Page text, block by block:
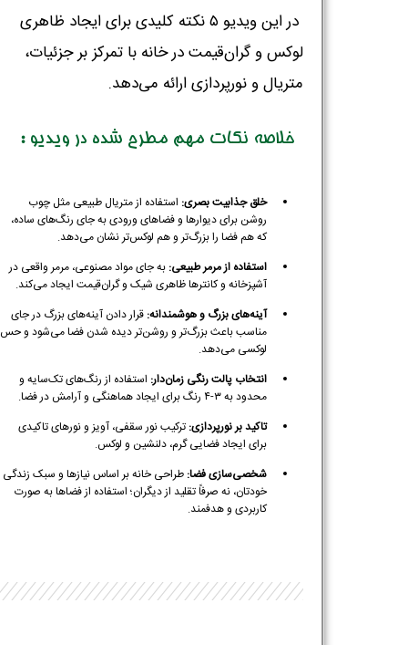
در این ویدیو ۵ نکته کلیدی برای ایجاد ظاهری
لوکس و گران‌قیمت در خانه با تمرکز بر جزئیات،
متریال و نورپردازی ارائه می‌دهد.
خلاصه نکات مهم مطرح شده در ویدیو :
خلق جذابیت بصری: استفاده از متریال طبیعی مثل چوب
روشن برای دیوارها و فضاهای ورودی به جای رنگ‌های ساده،
که هم فضا را بزرگ‌تر و هم لوکس‌تر نشان می‌دهد.
استفاده از مرمر طبیعی: به جای مواد مصنوعی، مرمر واقعی در
آشپزخانه و کانترها ظاهری شیک و گران‌قیمت ایجاد می‌کند.
آینه‌های بزرگ و هوشمندانه: قرار دادن آینه‌های بزرگ در جای
مناسب باعث بزرگ‌تر و روشن‌تر دیده شدن فضا می‌شود و حس
لوکسی می‌دهد.
انتخاب پالت رنگی زمان‌دار: استفاده از رنگ‌های تک‌سایه و
محدود به ۳-۴ رنگ برای ایجاد هماهنگی و آرامش در فضا.
تاکید بر نورپردازی: ترکیب نور سقفی، آویز و نورهای تاکیدی
برای ایجاد فضایی گرم، دلنشین و لوکس.
شخصی‌سازی فضا: طراحی خانه بر اساس نیازها و سبک زندگی
خودتان، نه صرفاً تقلید از دیگران؛ استفاده از فضاها به صورت
کاربردی و هدفمند.